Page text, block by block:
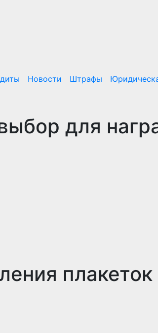
Новости Штрафы
для
плакеток